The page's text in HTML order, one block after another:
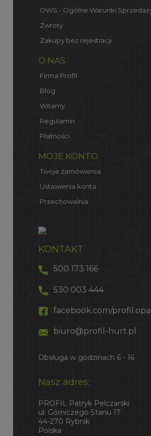
OWS - Ogólne Warunki
Zwroty
Zakupy bez rejestracji
O NAS
Firma Profil
Blog
Witamy
Regulamin
Płatności
MOJE KONTO
Twoje zamówienia
Ustawienia konta
Przechowalnia
KONTAKT
500 173 166
530 003 444
facebook.com/
biuro@profil-hurt.pl
Obsługa w godzinach 6 - 16
Nasz adres:
PROFIL Patryk Pelczarski
ul. Górniczego Stanu 17
44-270 Rybnik
Polska